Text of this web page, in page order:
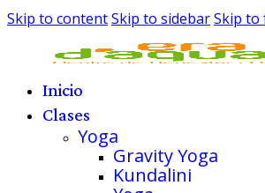
Skip to contentSkip to sidebarSkip
Inicio
Clases
Yoga
Gravity Yoga
Kundalini